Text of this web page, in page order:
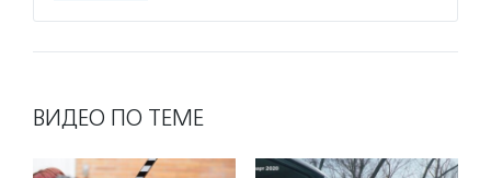
ВИДЕО ПО ТЕМЕ